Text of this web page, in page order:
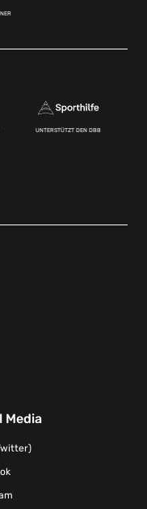
UNTERSTÜTZT DEN DBB
Media